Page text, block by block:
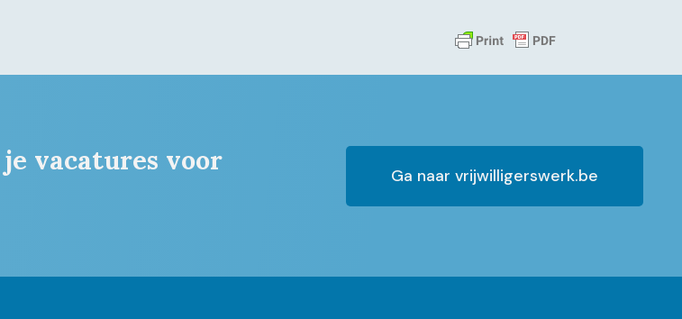
vacatures voor
Ga naar vrijwilligerswerk.be